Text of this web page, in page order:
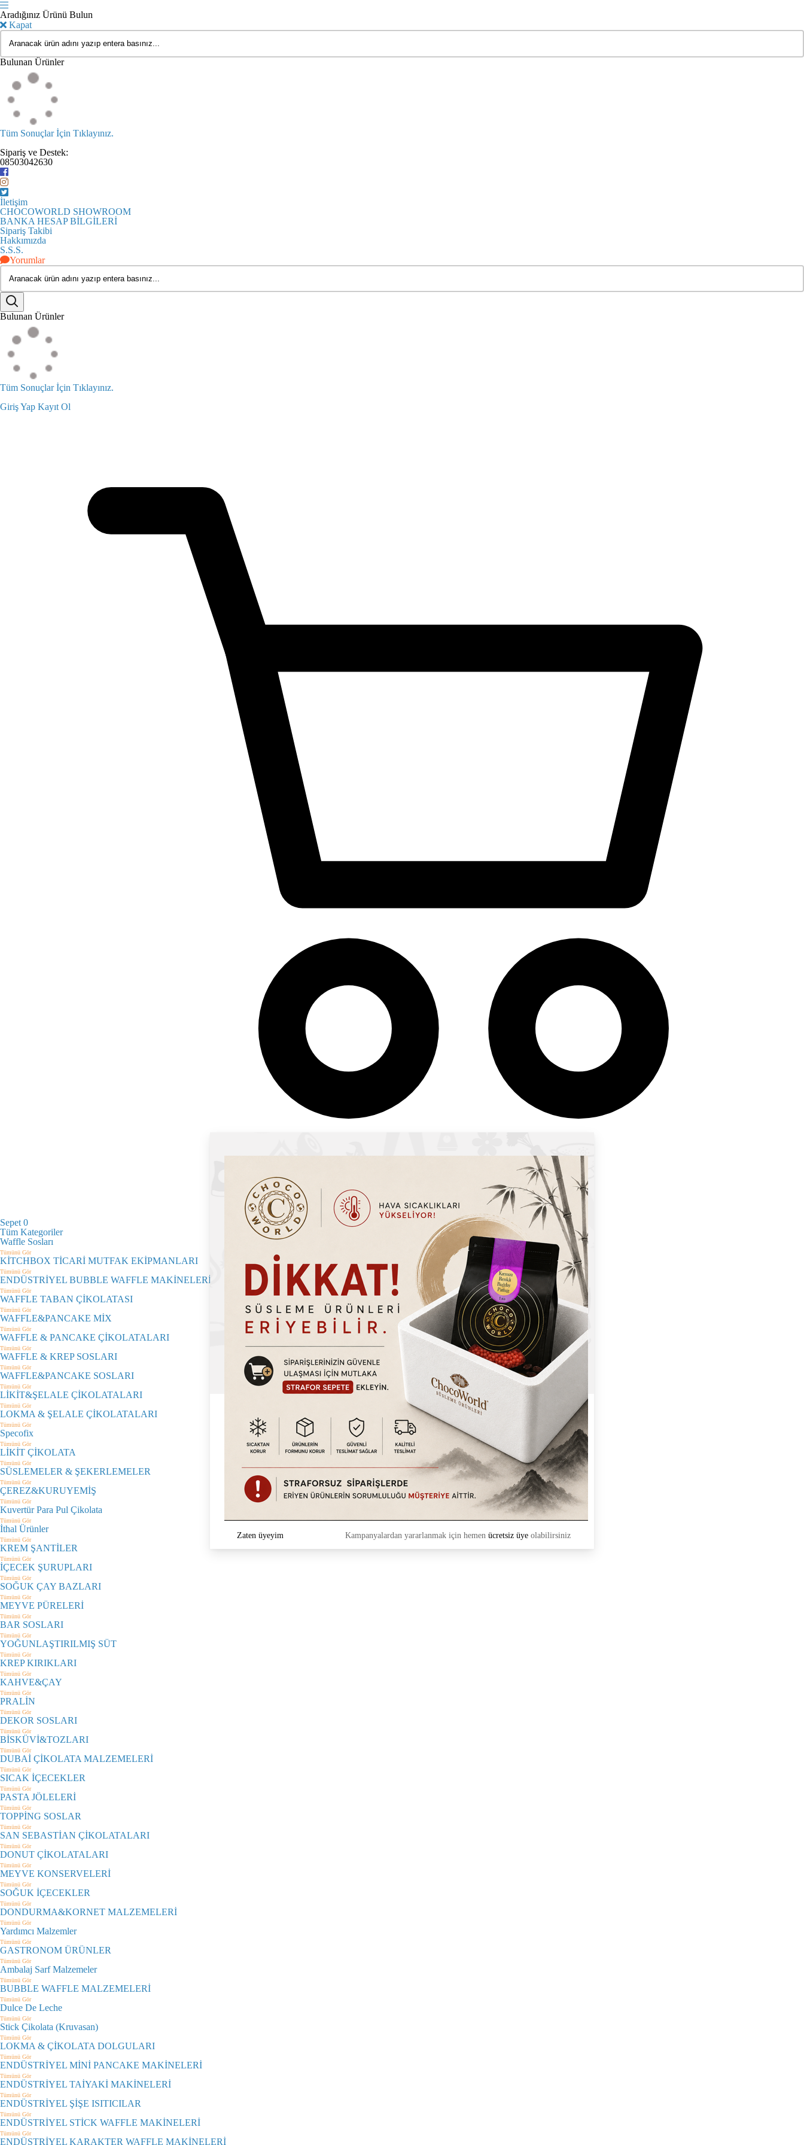
Aradığınız Ürünü Bulun
Kapat
Bulunan Ürünler
Tüm Sonuçlar İçin Tıklayınız.
Sipariş ve Destek:
08503042630
İletişim
CHOCOWORLD SHOWROOM
BANKA HESAP BİLGİLERİ
Sipariş Takibi
Hakkımızda
S.S.S.
Yorumlar
Bulunan Ürünler
Tüm Sonuçlar İçin Tıklayınız.
Giriş Yap Kayıt Ol
Sepet 0
Tüm Kategoriler
Waffle Sosları
Tümünü Gör
KİTCHBOX TİCARİ MUTFAK EKİPMANLARI
Tümünü Gör
ENDÜSTRİYEL BUBBLE WAFFLE MAKİNELERİ
Tümünü Gör
WAFFLE TABAN ÇİKOLATASI
Tümünü Gör
WAFFLE&PANCAKE MİX
Tümünü Gör
WAFFLE & PANCAKE ÇİKOLATALARI
Tümünü Gör
WAFFLE & KREP SOSLARI
Tümünü Gör
WAFFLE&PANCAKE SOSLARI
Tümünü Gör
LİKİT&ŞELALE ÇİKOLATALARI
Tümünü Gör
LOKMA & ŞELALE ÇİKOLATALARI
Tümünü Gör
Specofix
Tümünü Gör
LİKİT ÇİKOLATA
Tümünü Gör
SÜSLEMELER & ŞEKERLEMELER
Tümünü Gör
ÇEREZ&KURUYEMİŞ
Tümünü Gör
Kuvertür Para Pul Çikolata
Tümünü Gör
İthal Ürünler
Tümünü Gör
KREM ŞANTİLER
Tümünü Gör
İÇECEK ŞURUPLARI
Tümünü Gör
SOĞUK ÇAY BAZLARI
Tümünü Gör
MEYVE PÜRELERİ
Tümünü Gör
BAR SOSLARI
Tümünü Gör
YOĞUNLAŞTIRILMIŞ SÜT
Tümünü Gör
KREP KIRIKLARI
Tümünü Gör
KAHVE&ÇAY
Tümünü Gör
PRALİN
Tümünü Gör
DEKOR SOSLARI
Tümünü Gör
BİSKÜVİ&TOZLARI
Tümünü Gör
DUBAİ ÇİKOLATA MALZEMELERİ
Tümünü Gör
SICAK İÇECEKLER
Tümünü Gör
PASTA JÖLELERİ
Tümünü Gör
TOPPİNG SOSLAR
Tümünü Gör
SAN SEBASTİAN ÇİKOLATALARI
Tümünü Gör
DONUT ÇİKOLATALARI
Tümünü Gör
MEYVE KONSERVELERİ
Tümünü Gör
SOĞUK İÇECEKLER
Tümünü Gör
DONDURMA&KORNET MALZEMELERİ
Tümünü Gör
Yardımcı Malzemler
Tümünü Gör
GASTRONOM ÜRÜNLER
Tümünü Gör
Ambalaj Sarf Malzemeler
Tümünü Gör
BUBBLE WAFFLE MALZEMELERİ
Tümünü Gör
Dulce De Leche
Tümünü Gör
Stick Çikolata (Kruvasan)
Tümünü Gör
LOKMA & ÇİKOLATA DOLGULARI
Tümünü Gör
ENDÜSTRİYEL MİNİ PANCAKE MAKİNELERİ
Tümünü Gör
ENDÜSTRİYEL TAİYAKİ MAKİNELERİ
Tümünü Gör
ENDÜSTRİYEL ŞİŞE ISITICILAR
Tümünü Gör
ENDÜSTRİYEL STİCK WAFFLE MAKİNELERİ
Tümünü Gör
ENDÜSTRİYEL KARAKTER WAFFLE MAKİNELERİ
Kampanyalardan yararlanmak için hemen ücretsiz üye olabilirsiniz
Zaten üyeyim